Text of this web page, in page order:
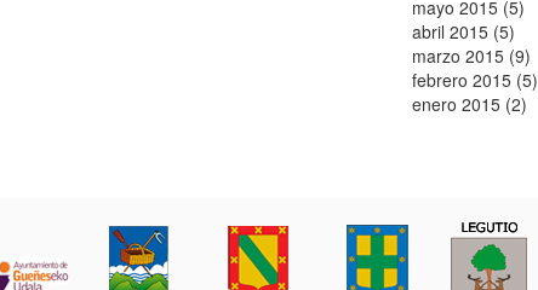
mayo 2015 (5)
abril 2015 (5)
marzo 2015 (9)
febrero 2015 (5)
enero 2015 (2)